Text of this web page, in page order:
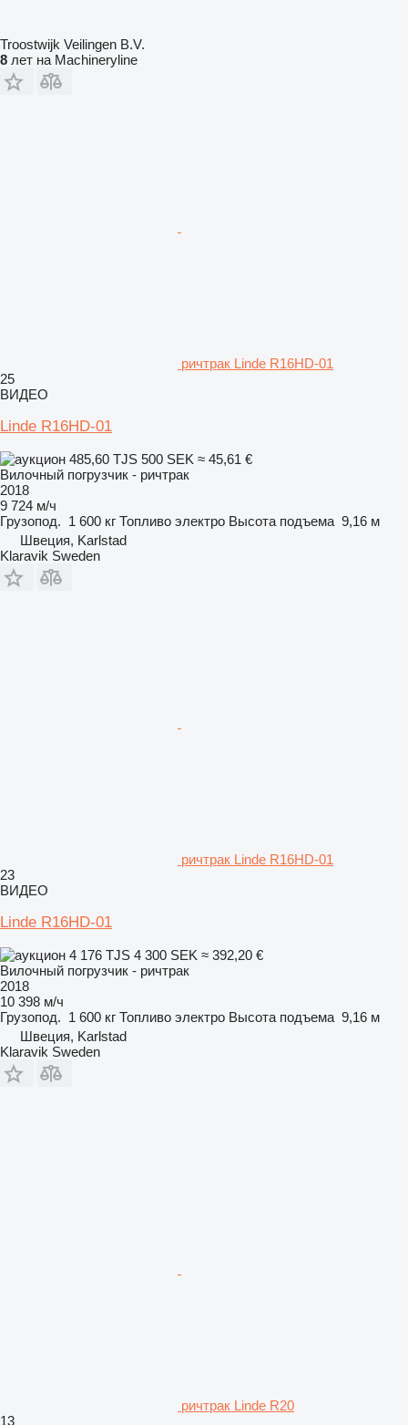
Troostwijk Veilingen B.V.
8 лет на Machineryline
ричтрак Linde R16HD-01
25
ВИДЕО
Linde R16HD-01
485,60 TJS 500 SEK ≈ 45,61 €
Вилочный погрузчик - ричтрак
2018
9 724 м/ч
Грузопод. 1 600 кг Топливо электро Высота подъема 9,16 м
Швеция, Karlstad
Klaravik Sweden
ричтрак Linde R16HD-01
23
ВИДЕО
Linde R16HD-01
4 176 TJS 4 300 SEK ≈ 392,20 €
Вилочный погрузчик - ричтрак
2018
10 398 м/ч
Грузопод. 1 600 кг Топливо электро Высота подъема 9,16 м
Швеция, Karlstad
Klaravik Sweden
ричтрак Linde R20
13